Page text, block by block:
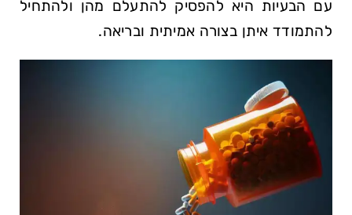
עם הבעיות היא להפסיק להתעלם ​מהן ולהתחיל
להתמודד איתן⁣ בצורה אמיתית ובריאה.